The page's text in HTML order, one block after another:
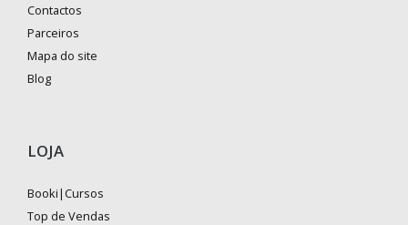
Contactos
Parceiros
Mapa do site
Blog
LOJA
Booki|Cursos
Top de Vendas